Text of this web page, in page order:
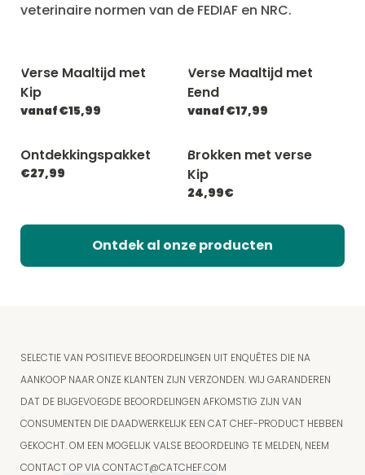
veterinaire normen van de FEDIAF en NRC.
Verse Maaltijd met
Kip
vanaf €15,99
Verse Maaltijd met
Eend
vanaf €17,99
Ontdekkingspakket
€27,99
Brokken met verse
Kip
24,99€
Ontdek al onze producten
SELECTIE VAN POSITIEVE BEOORDELINGEN UIT ENQUÊTES DIE NA
AANKOOP NAAR ONZE KLANTEN ZIJN VERZONDEN. WIJ GARANDEREN
DAT DE BIJGEVOEGDE BEOORDELINGEN AFKOMSTIG ZIJN VAN
CONSUMENTEN DIE DAADWERKELIJK EEN CAT CHEF-PRODUCT HEBBEN
GEKOCHT. OM EEN MOGELIJK VALSE BEOORDELING TE MELDEN, NEEM
CONTACT OP VIACONTACT@CATCHEF.COM